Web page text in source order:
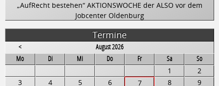
„AufRecht bestehen“ AKTIONSWOCHE der ALSO vor dem
Jobcenter Oldenburg
Termine
<
August 2026
Montag Dienstag Mittwoch Donnerstag Freitag Samstag Sonntag
1
2
3
4 5 6 7 8
9